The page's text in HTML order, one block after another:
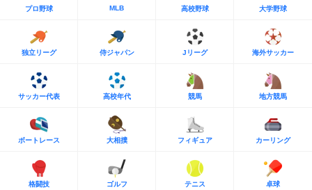
プロ野球 MLB 高校野球 大学野球
独立リーグ 侍ジャパン Jリーグ 海外サッカー
サッカー代表 高校年代 競馬 地方競馬
ボートレース 大相撲 フィギュア カーリング
格闘技 ゴルフ テニス 卓球